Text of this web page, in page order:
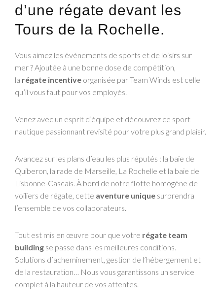
d’une régate devant les
Tours de la Rochelle.
Vous aimez les évènements de sports et de loisirs sur
mer ? Ajoutée à une bonne dose de compétition,
la régate incentive organisée par Team Winds est celle
qu’il vous faut pour vos employés.
Venez avec un esprit d’équipe et découvrez ce sport
nautique passionnant revisité pour votre plus grand plaisir.
Avancez sur les plans d’eau les plus réputés : la baie de
Quiberon, la rade de Marseille, La Rochelle et la baie de
Lisbonne-Cascais. À bord de notre flotte homogène de
voiliers de régate, cette aventure unique surprendra
l’ensemble de vos collaborateurs.
Tout est mis en œuvre pour que votre régate team
building se passe dans les meilleures conditions.
Solutions d’acheminement, gestion de l’hébergement et
de la restauration… Nous vous garantissons un service
complet à la hauteur de vos attentes.